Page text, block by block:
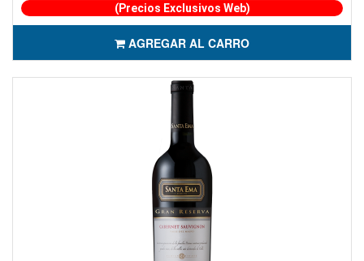
(Precios Exclusivos Web)
AGREGAR AL CARRO